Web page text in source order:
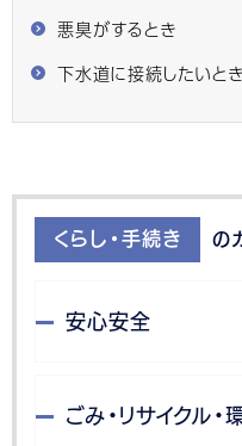
悪臭がするとき
下水道に接続したいとき
くらし・手続き の
安心安全
ごみ・リサイクル・